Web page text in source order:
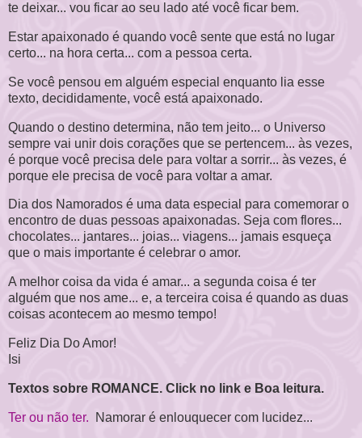
te deixar... vou ficar ao seu lado até você ficar bem.
Estar apaixonado é quando você sente que está no lugar
certo... na hora certa... com a pessoa certa.
Se você pensou em alguém especial enquanto lia esse
texto, decididamente, você está apaixonado.
Quando o destino determina, não tem jeito... o Universo
sempre vai unir dois corações que se pertencem... às vezes,
é porque você precisa dele para voltar a sorrir... às vezes, é
porque ele precisa de você para voltar a amar.
Dia dos Namorados é uma data especial para comemorar o
encontro de duas pessoas apaixonadas. Seja com flores...
chocolates... jantares... joias... viagens... jamais esqueça
que o mais importante é celebrar o amor.
A melhor coisa da vida é amar... a segunda coisa é ter
alguém que nos ame... e, a terceira coisa é quando as duas
coisas acontecem ao mesmo tempo!
Feliz Dia Do Amor!
Isi
Textos sobre ROMANCE. Click no link e Boa leitura.
Ter ou não ter. Namorar é enlouquecer com lucidez...